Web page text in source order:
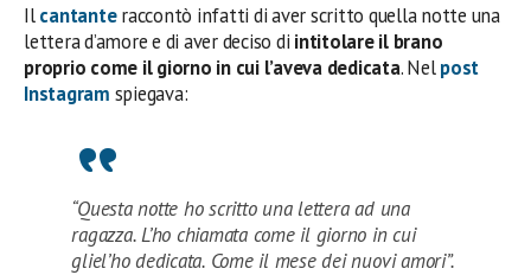
Ilcantanteraccontò infatti di aver scritto quella notte una
lettera d’amore e di aver deciso di intitolare il brano
proprio come il giorno in cui l’aveva dedicata. Nelpost
Instagram spiegava:
“Questa notte ho scritto una lettera ad una
ragazza. L’ho chiamata come il giorno in cui
gliel’ho dedicata. Come il mese dei nuovi amori”.